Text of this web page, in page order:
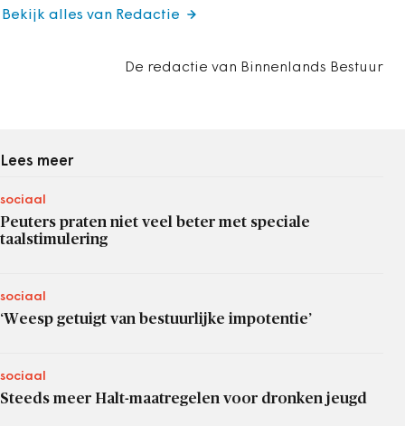
De redactie van Binnenlands Bestuur
Bekijk alles van Redactie
Lees meer
sociaal
Peuters praten niet veel beter met speciale
taalstimulering
sociaal
‘Weesp getuigt van bestuurlijke impotentie’
sociaal
Steeds meer Halt-maatregelen voor dronken jeugd